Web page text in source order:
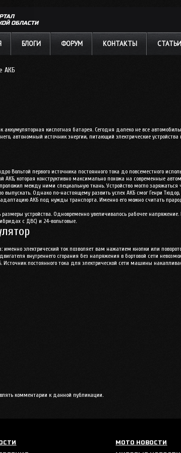
ОБЛАСТИ
БЛОГИ ФОРУМ КОНТАКТЫ СТАТЬИ
АКБ
аккумуляторная кислотная батарея. Сегодня далеко не все
автономный источник энергии, питающий электрические
Вольтой первого источника постоянного тока до повсеместного
АКБ, которая конструктивно максимально похожа на современные
между ними специальную ткань. Устройство могло
выпускать. Однако по-настоящему развить успех АКБ смог Генри
АКБ под нужды транспорта. Именно его можно считать
устройства. Одновременно увеличивалось рабочее
с ДВС) и 24-вольтовые.
электрический ток позволяет вам нажатием кнопки или
внутреннего сгорания без напряжения в бортовой сети
Источник постоянного тока для электрической сети машины
комментарии к данной публикации.
МОТО НОВОСТИ